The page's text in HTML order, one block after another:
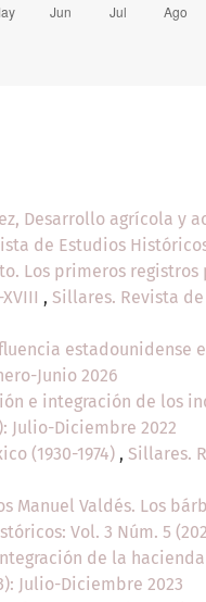
Desarrollo agrícola y
de Estudios
Los primeros
, Sillares. Revista
estadounidense
Junio 2026
e integración de los
Julio-Diciembre 2022
(1930-1974) , Sillares.
Manuel Valdés. Los
Vol. 3 Núm. 5
de la
Julio-Diciembre 2023